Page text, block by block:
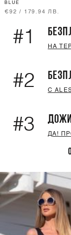
BLUE
€92 / 179.94 ЛВ.
#1 НА
#2 С
#3 ДА!